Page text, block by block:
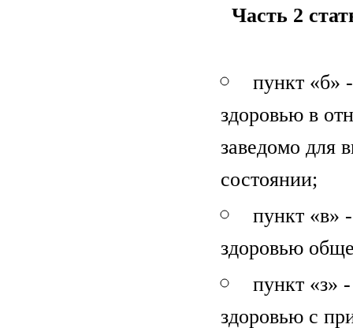
Часть 2
пункт «б»
здоровью в
заведомо для
состоянии;
пункт «в»
здоровью
пункт «з»
здоровью с